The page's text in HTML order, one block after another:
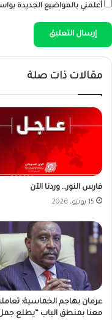
أعلمني بالمواضيع الجديدة
مقالات ذات صلة
فارس النور… وردنا الآن
15 يونيو، 2026
عرمان يهاجم الخماسية:
معنا بمنطق الباب “يطلع